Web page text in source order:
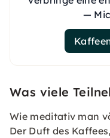
—
Was viele
Wie meditativ man
Der Duft des